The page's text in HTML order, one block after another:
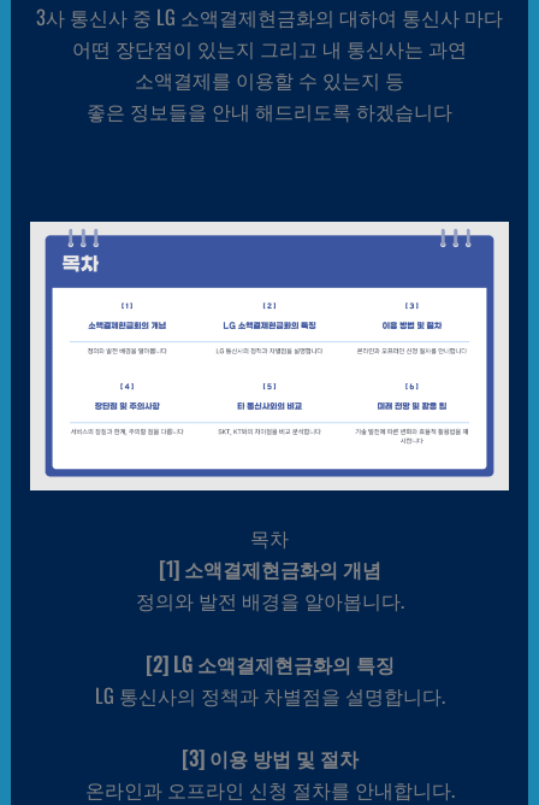
3사 통신사 중 LG 소액결제현금화의 대하여 통신사 마다
어떤 장단점이 있는지 그리고 내 통신사는 과연
소액결제를 이용할 수 있는지 등
좋은 정보들을 안내 해드리도록 하겠습니다
목차
[1] 소액결제현금화의 개념
정의와 발전 배경을 알아봅니다.
[2] LG 소액결제현금화의 특징
LG 통신사의 정책과 차별점을 설명합니다.
[3] 이용 방법 및 절차
온라인과 오프라인 신청 절차를 안내합니다.